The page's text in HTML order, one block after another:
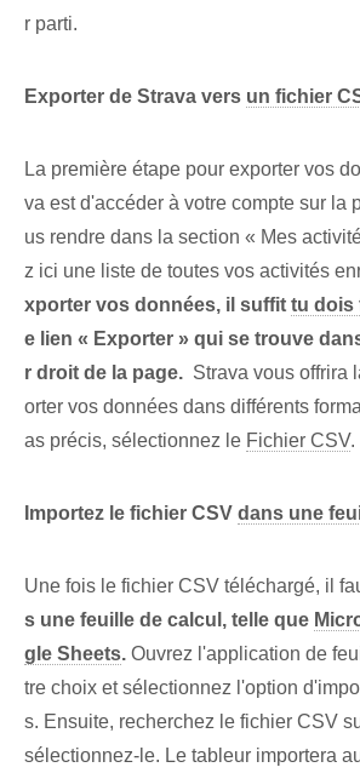
r parti.
Exporter de Strava‍ vers⁤ un fichier
La première étape pour exporter vos
va est d'accéder à votre compte sur la
us rendre dans la section « Mes
z ici une liste de toutes vos activités
xporter vos données, il suffit tu dois
e lien « Exporter » qui se trouve
r droit de la page.
Strava vous offrira
orter vos données dans différents
as précis, sélectionnez le Fichier CSV.
Importez le fichier CSV dans une
Une fois le fichier CSV téléchargé, il
s⁢ une feuille de calcul, telle que
gle Sheets. Ouvrez l'application de
tre choix et sélectionnez l'option
s. Ensuite, recherchez le fichier CSV
sélectionnez-le. Le tableur importera